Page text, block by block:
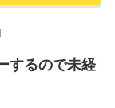
するので未経